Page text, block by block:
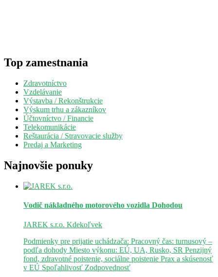
Top zamestnania
Zdravotníctvo
Vzdelávanie
Výstavba / Rekonštrukcie
Výskum trhu a zákazníkov
Účtovníctvo / Financie
Telekomunikácie
Reštaurácia / Stravovacie služby
Predaj a Marketing
Najnovšie ponuky
Vodič nákladného motorového vozidla Dohodou
JAREK s.r.o. Kdekoľvek
Podmienky pre prijatie uchádzača: Pracovný čas: turnusový –
podľa dohody Miesto výkonu: EÚ, UA, Rusko, SR Penzijný
fond, zdravotné poistenie, sociálne poistenie Prax a skúsenosť
v EÚ Spoľahlivosť Zodpovednosť